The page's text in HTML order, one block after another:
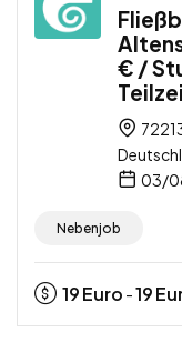
€ /
03/
Nebenjob
19Euro -19